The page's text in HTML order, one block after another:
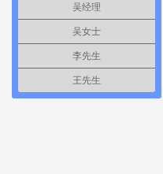
吴经理
吴女士
李先生
王先生